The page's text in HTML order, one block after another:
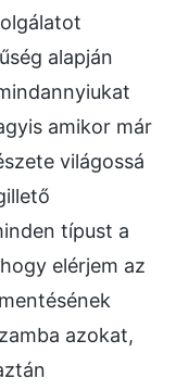
alapján
amikor már
világossá
típust a
elérjem az
azokat,